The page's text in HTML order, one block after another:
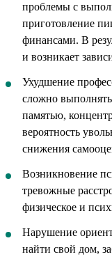
проблемы с
приготовление
финансами. В
и возникает
Ухудшение
сложно выполнять
памятью,
вероятность
снижения
Возникновение
тревожные
физическое и
Нарушение
найти свой дом,